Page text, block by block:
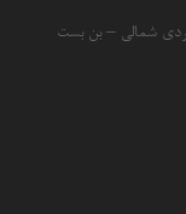
شمالی – بن بست